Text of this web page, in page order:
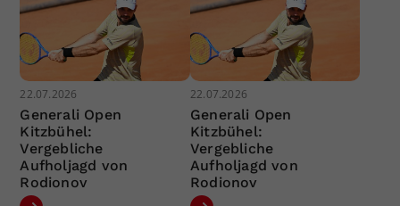
22.07.2026
Generali Open
Kitzbühel:
Vergebliche
Aufholjagd von
Rodionov
22.07.2026
Generali Open
Kitzbühel:
Vergebliche
Aufholjagd von
Rodionov